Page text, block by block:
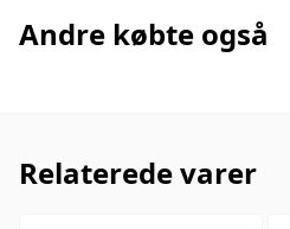
Andre købte også
Relaterede varer